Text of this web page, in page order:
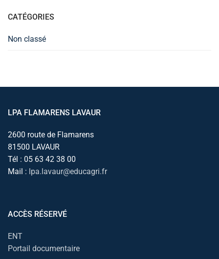
CATÉGORIES
Non classé
LPA FLAMARENS LAVAUR
2600 route de Flamarens
81500 LAVAUR
Tél : 05 63 42 38 00
Mail : lpa.lavaur@educagri.fr
ACCÈS RÉSERVÉ
ENT
Portail documentaire